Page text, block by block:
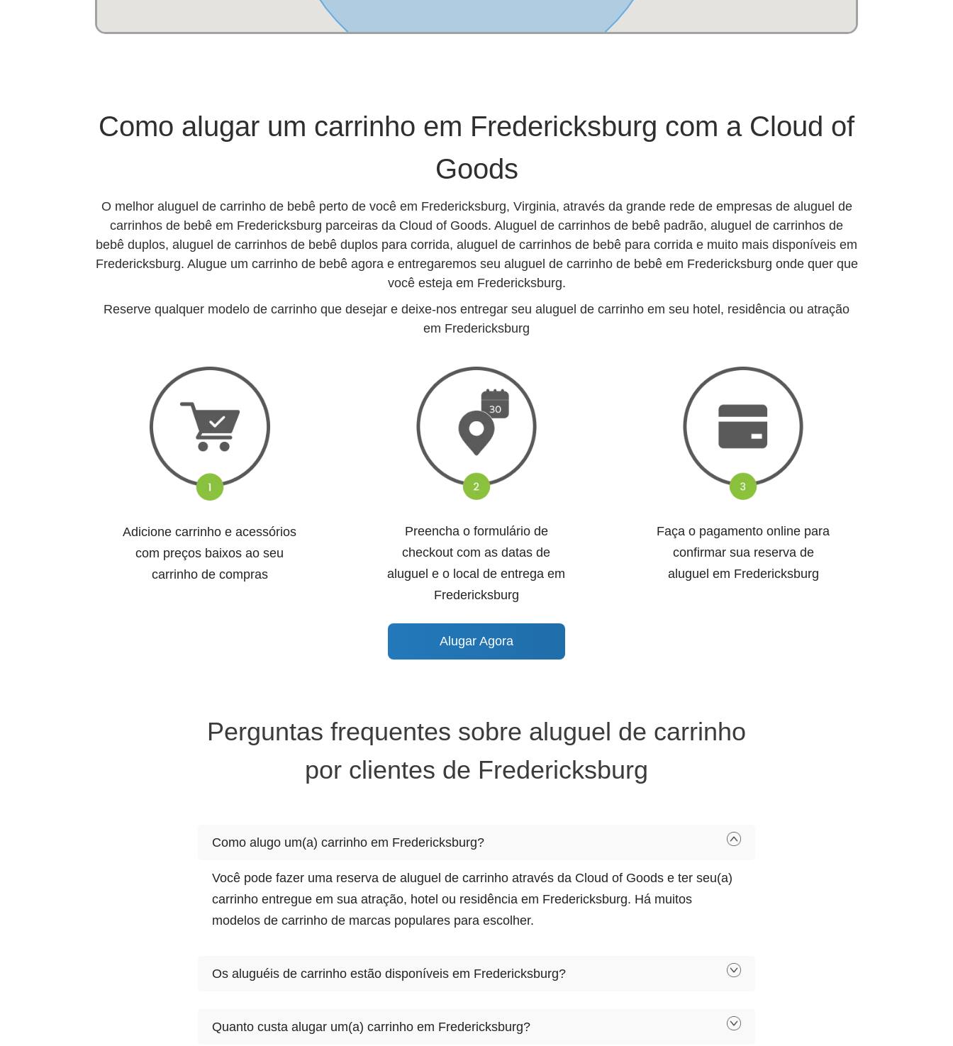
Como alugar um carrinho em Fredericksburg com a Cloud of
Goods
O melhor aluguel de carrinho de bebê perto de você em Fredericksburg, Virginia, através da grande rede de empresas de aluguel de
carrinhos de bebê em Fredericksburg parceiras da Cloud of Goods. Aluguel de carrinhos de bebê padrão, aluguel de carrinhos de
bebê duplos, aluguel de carrinhos de bebê duplos para corrida, aluguel de carrinhos de bebê para corrida e muito mais disponíveis em
Fredericksburg. Alugue um carrinho de bebê agora e entregaremos seu aluguel de carrinho de bebê em Fredericksburg onde quer que
você esteja em Fredericksburg.
Reserve qualquer modelo de carrinho que desejar e deixe-nos entregar seu aluguel de carrinho em seu hotel, residência ou atração
em Fredericksburg
Adicione carrinho e acessórios
com preços baixos ao seu
carrinho de compras
Preencha o formulário de
checkout com as datas de
aluguel e o local de entrega em
Fredericksburg
Faça o pagamento online para
confirmar sua reserva de
aluguel em Fredericksburg
Alugar Agora
Perguntas frequentes sobre aluguel de carrinho
por clientes de Fredericksburg
Como alugo um(a) carrinho em Fredericksburg?
Você pode fazer uma reserva de aluguel de carrinho através da Cloud of Goods e ter seu(a)
carrinho entregue em sua atração, hotel ou residência em Fredericksburg. Há muitos
modelos de carrinho de marcas populares para escolher.
Os aluguéis de carrinho estão disponíveis em Fredericksburg?
carrinho para escolher. Selecione o modelo que lhe convém, reserve online e deixe nosso
Quanto custa alugar um(a) carrinho em Fredericksburg?